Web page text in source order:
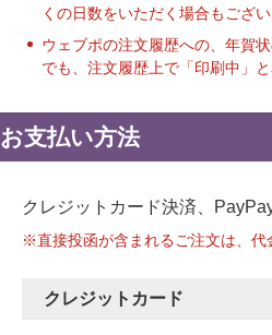
くの日数をいただく場合もござ
ウェブポの注文履歴への、年賀
でも、注文履歴上で「印刷中」
お支払い方法
クレジットカード決済、
※直接投函が含まれるご注文は、代
クレジットカード